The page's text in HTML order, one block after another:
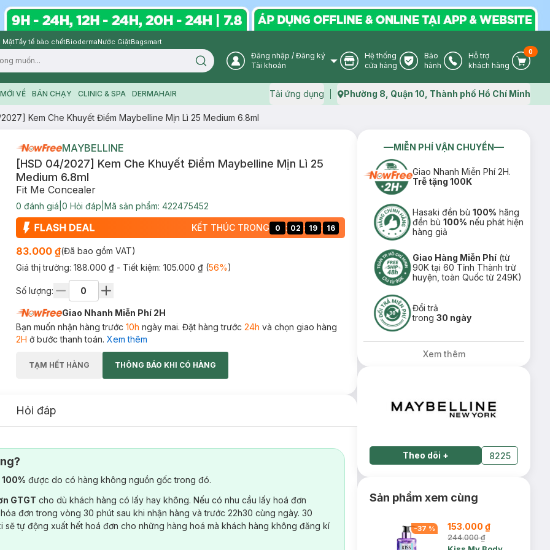
MặtTẩy tế bào chếtBiodermaNước GiặtBagsmart
Search icon User Icon
Đăng nhập / Đăng ký
Tài khoản
Store Icon
Hệ thống
cửa hàng
Warranty Icon
Bảo
hành
Phone Icon
Hỗ trợ
khách hàng
Cart
0
VỀ BÁN CHẠY CLINIC & SPA DERMAHAIR Tải ứng dụng Map icon
Phường 8, Quận 10, Thành phố Hồ Chí Minh
Kem Che Khuyết Điểm Maybelline Mịn Lì 25 Medium 6.8ml
MAYBELLINE
[HSD 04/2027] Kem Che Khuyết Điểm Maybelline Mịn Lì 25
Medium 6.8ml
Fit Me Concealer
0 đánh giá 0 Hỏi đáp Mã sản phẩm: 422475452
KẾT THÚC TRONG 0 : 02 : 19 : 15
83.000 ₫(Đã bao gồm VAT)
Giá thị trường: 188.000 ₫ - Tiết kiệm: 105.000 ₫(56%)
Số lượng:
Giao Nhanh Miễn Phí 2H
Bạn muốn nhận hàng trước 10h ngày mai. Đặt hàng trước 24h và chọn giao hàng
2H ở bước thanh toán. Xem thêm
TẠM HẾT HÀNG THÔNG BÁO KHI CÓ HÀNG
Hỏi đáp
được do có hàng không nguồn gốc trong đó.
GTGT cho dù khách hàng có lấy hay không. Nếu có nhu cầu lấy hoá đơn
đơn trong vòng 30 phút sau khi nhận hàng và trước 22h30 cùng ngày. 30
sẽ tự động xuất hết hoá đơn cho những hàng hoá mà khách hàng không đăng kí
MIỄN PHÍ VẬN CHUYỂN
Giao Nhanh Miễn Phí 2H.
Trễ tặng 100K
Hasaki đền bù100% hãng
đền bù100% nếu phát hiện
hàng giả
Giao Hàng Miễn Phí (từ
90K tại 60 Tỉnh Thành trừ
huyện, toàn Quốc từ 249K)
Đổi trả
trong30 ngày
Xem thêm
Theo dõi + 8225
Sản phẩm xem cùng
-37 % 153.000 ₫
244.000 ₫